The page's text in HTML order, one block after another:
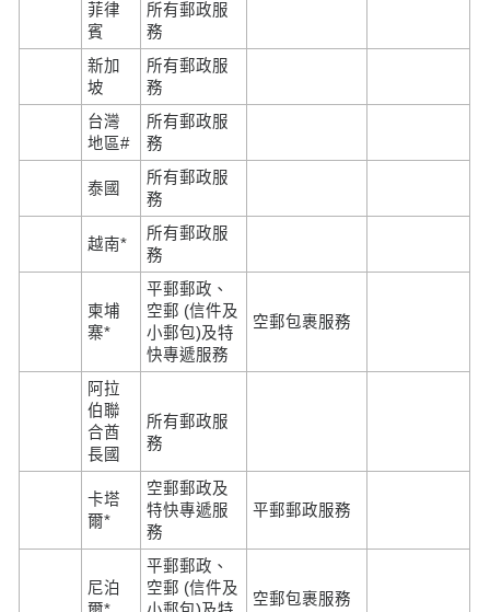
菲律
賓
所有郵政服
務
新加
坡
所有郵政服
務
台灣
地區#
所有郵政服
務
泰國
所有郵政服
務
越南*
所有郵政服
務
柬埔
寨*
平郵郵政、
空郵 (信件及
小郵包)及特
快專遞服務
空郵包裹服務
阿拉
伯聯
合酋
長國
所有郵政服
務
卡塔
爾*
空郵郵政及
特快專遞服
務
平郵郵政服務
尼泊
平郵郵政、
空郵 (信件及
空郵包裹服務